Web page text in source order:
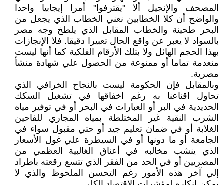
المصحف والإنجيل ألا "يقترفوا" أمرا إيجابيا واحدا
والواضح أن كلا الخطابين نعني الخطاب الذي يجعل من
البحر طحينة والخطاب المقابل الذي يلطخ وجه مصر
بالسواد لا يعبر عن واقع الحال تعبيرا دقيقا. فلا الإنجازات
بهذا الحجم الهائل ولا بتلك الأرقام الفلكية كما أنها ليست
منعدمة تماما أو ممنوعة من الحصول علي شهادة منشأ
مصرية.
وبالمقابل فإن الحكومة ليست بالنجاح الخرافي الذي
تحاول اقناعنا به رغم اخفاقها في تشغيل السكك
الحديدية في البر أو العبارات في البحر أو في توفير مياه
الشرب النقية غير المختلطة بمياه المجاري للفاحين
الغلابة أو في ضمان تعليم جيد أو حتي مقبول سواء في
الجامعة أو ما دونها أو في السيطرة علي غول الأسعار
الذي ينشب مخالبه في أعناق الغالبية العظمي من
المصريين أو في الحد من الفقر الذي تتسع رقعته باطراد
إلي آخر هذه الأمور رغم التحسن الملحوظ والذي لا